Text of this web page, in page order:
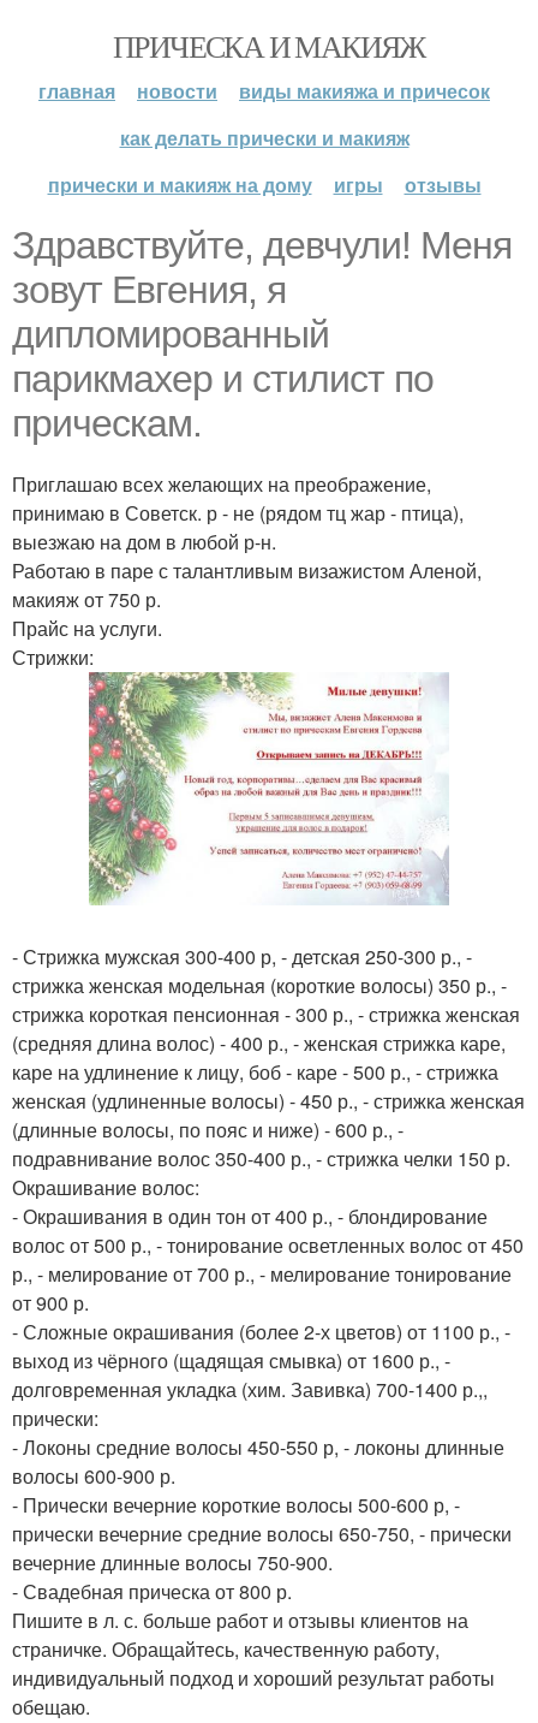
ПРИЧЕСКА И МАКИЯЖ
главная новости
виды макияжа и причесок
как делать прически и макияж
прически и макияж на дому
игры отзывы
Здравствуйте, девчули! Меня
зовут Евгения, я
дипломированный
парикмахер и стилист по
прическам.
Приглашаю всех желающих на преображение,
принимаю в Советск. р - не (рядом тц жар - птица),
выезжаю на дом в любой р-н.
Работаю в паре с талантливым визажистом Аленой,
макияж от 750 р.
Прайс на услуги.
Стрижки:
- Стрижка мужская 300-400 р, - детская 250-300 р., -
стрижка женская модельная (короткие волосы) 350 р., -
стрижка короткая пенсионная - 300 р., - стрижка женская
(средняя длина волос) - 400 р., - женская стрижка каре,
каре на удлинение к лицу, боб - каре - 500 р., - стрижка
женская (удлиненные волосы) - 450 р., - стрижка женская
(длинные волосы, по пояс и ниже) - 600 р., -
подравнивание волос 350-400 р., - стрижка челки 150 р.
Окрашивание волос:
- Окрашивания в один тон от 400 р., - блондирование
волос от 500 р., - тонирование осветленных волос от 450
р., - мелирование от 700 р., - мелирование тонирование
от 900 р.
- Сложные окрашивания (более 2-х цветов) от 1100 р., -
выход из чёрного (щадящая смывка) от 1600 р., -
долговременная укладка (хим. Завивка) 700-1400 р.,,
прически:
- Локоны средние волосы 450-550 р, - локоны длинные
волосы 600-900 р.
- Прически вечерние короткие волосы 500-600 р, -
прически вечерние средние волосы 650-750, - прически
вечерние длинные волосы 750-900.
- Свадебная прическа от 800 р.
Пишите в л. с. больше работ и отзывы клиентов на
страничке. Обращайтесь, качественную работу,
индивидуальный подход и хороший результат работы
обещаю.